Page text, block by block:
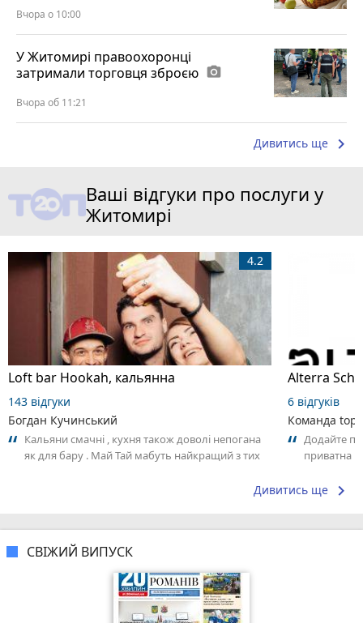
Вчора о 10:00
У Житомирі правоохоронці
затримали торговця зброєю photo_camera
Вчора об 11:21
Дивитись ще keyboard_arrow_right
Ваші відгуки про послуги у
Житомирі
Loft bar Hookah, кальянна
4.2
143 відгуки
Богдан Кучинський
Кальяни смачні , кухня також доволі непогана
як для бару . Май Тай мабуть найкращий з тих
6 відгуків
Команда
Додайте
приватна
Дивитись ще keyboard_arrow_right
СВІЖИЙ ВИПУСК